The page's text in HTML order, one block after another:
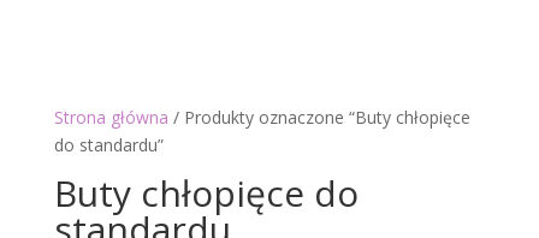
Strona główna / Produkty oznaczone “Buty chłopięce
do standardu”
Buty chłopięce do